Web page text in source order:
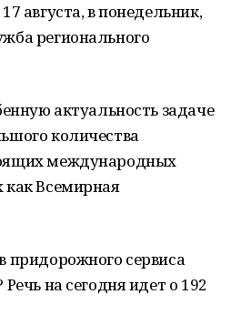
августа, в понедельник,
регионального
актуальность задаче
количества
международных
как Всемирная
придорожного сервиса
на сегодня идет о 192